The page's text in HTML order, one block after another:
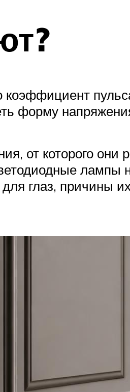
форму
от которого они
лампы
глаз, причины